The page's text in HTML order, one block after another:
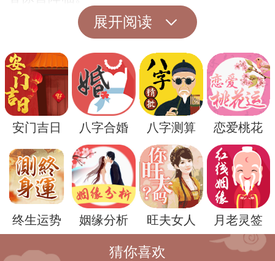
然而，梦境的解读因人而异，除了以上的解
释之外，还需要考虑个人的生活情境、情感
状态以及梦境中的细节等因素。因此，钓到
展开阅读
安门吉日 八字合婚 八字测算 恋爱桃花
终生运势 姻缘分析 旺夫女人 月老灵签
猜你喜欢